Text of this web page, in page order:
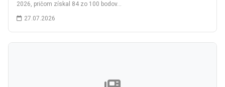
2026, pričom získal 84 zo 100 bodov…
27.07.2026